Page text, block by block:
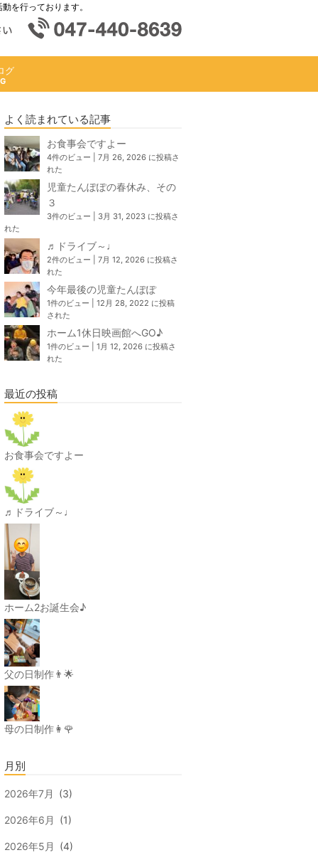
を行っております。
グ
よく読まれている記事
お食事会ですよー
4件のビュー
7月 26, 2026 に投稿さ
れた
児童たんぽぽの春休み、その
３
3件のビュー
3月 31, 2023 に投稿さ
れた
♬ドライブ～♩
2件のビュー
7月 12, 2026 に投稿さ
れた
今年最後の児童たんぽぽ
1件のビュー
12月 28, 2022 に投稿
された
ホーム1休日映画館へGO♪
1件のビュー
1月 12, 2026 に投稿さ
れた
最近の投稿
お食事会ですよー
♬ドライブ～♩
ホーム2お誕生会♪
父の日制作👨🌟
母の日制作👩🌹
月別
2026年7月 (3)
2026年6月 (1)
2026年5月 (4)